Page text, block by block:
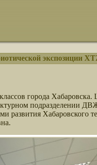
экспозиции
города
подразделении
Хабаровского